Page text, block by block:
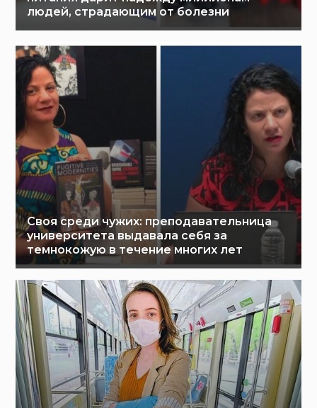
людей, страдающим от болезни
Своя среди чужих: преподавательница
университета выдавала себя за
темнокожую в течение многих лет